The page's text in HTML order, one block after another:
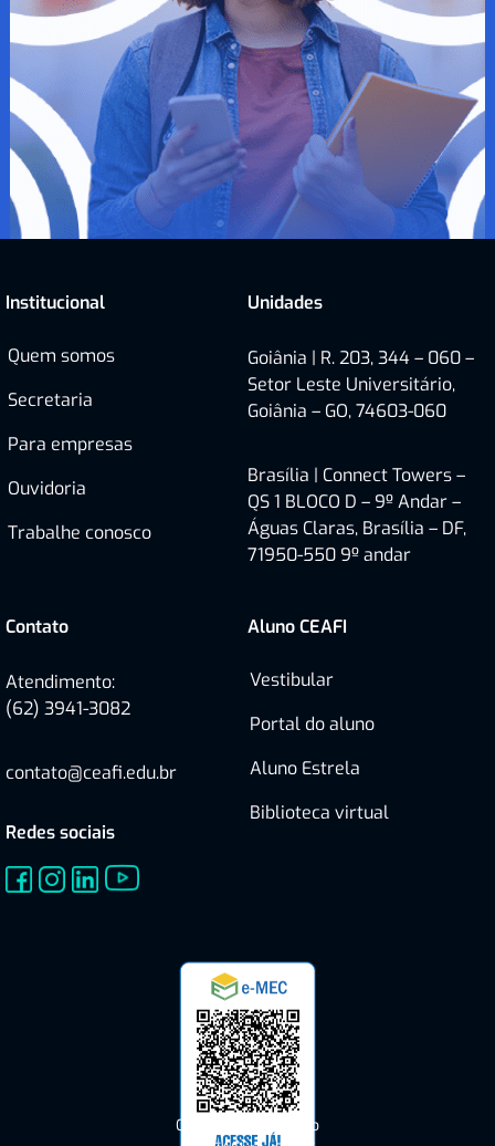
Institucional
Quem somos
Secretaria
Para empresas
Ouvidoria
Trabalhe conosco
Unidades
Goiânia | R. 203, 344 – 060 –
Setor Leste Universitário,
Goiânia – GO, 74603-060
Brasília | Connect Towers –
QS 1 BLOCO D – 9º Andar –
Águas Claras, Brasília – DF,
71950-550 9º andar
Contato
Atendimento:
(62) 3941-3082
contato@ceafi.edu.br
Redes sociais
Aluno CEAFI
Vestibular
Portal do aluno
Aluno Estrela
Biblioteca virtual
Consulte o Cadastro